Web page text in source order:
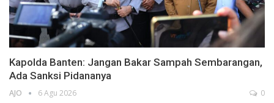
Kapolda Banten: Jangan Bakar Sampah Sembarangan,
Ada Sanksi Pidananya
AJO 6 Agu 2026 0